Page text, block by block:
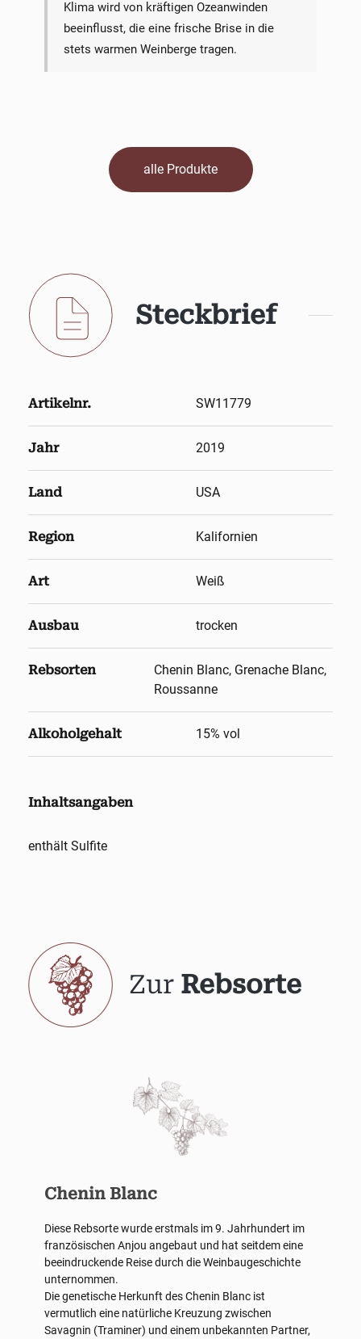
Klima wird von kräftigen Ozeanwinden
beeinflusst, die eine frische Brise in die
stets warmen Weinberge tragen.
alle Produkte
Steckbrief
Artikelnr. SW11779
Jahr 2019
Land USA
Region Kalifornien
Art Weiß
Ausbau trocken
Rebsorten
Chenin Blanc, Grenache Blanc,
Roussanne
Alkoholgehalt 15% vol
Inhaltsangaben
enthält Sulfite
Zur Rebsorte
Chenin Blanc
Diese Rebsorte wurde erstmals im 9. Jahrhundert im
französischen Anjou angebaut und hat seitdem eine
beeindruckende Reise durch die Weinbaugeschichte
unternommen.
Die genetische Herkunft des Chenin Blanc ist
vermutlich eine natürliche Kreuzung zwischen
Savagnin (Traminer) und einem unbekannten Partner,